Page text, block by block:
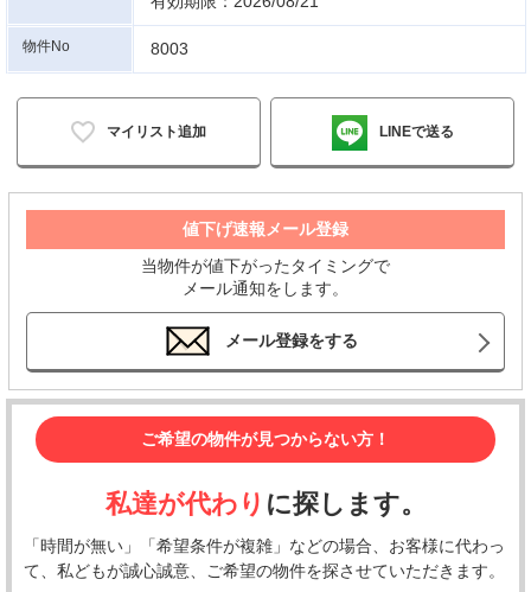
物件No 8003
マイリスト追加 LINEで送る
値下げ速報メール登録
当物件が値下がったタイミングで
メール通知をします。
メール登録をする
ご希望の物件が見つからない方！
私達が代わり に探します。
「時間が無い」「希望条件が複雑」などの場合、お客様に代わっ
て、私どもが誠心誠意、ご希望の物件を探させていただきます。